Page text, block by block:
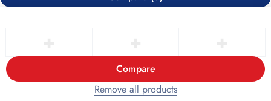
Compare
Remove all products